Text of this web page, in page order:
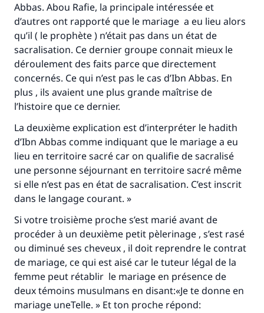
Abbas. Abou Rafie, la principale intéressée et
d’autres ont rapporté que le mariage a eu lieu alors
qu’il ( le prophète ) n’était pas dans un état de
sacralisation. Ce dernier groupe connait mieux le
déroulement des faits parce que directement
concernés. Ce qui n’est pas le cas d’Ibn Abbas. En
plus , ils avaient une plus grande maîtrise de
l’histoire que ce dernier.
La deuxième explication est d’interpréter le hadith
d’Ibn Abbas comme indiquant que le mariage a eu
lieu en territoire sacré car on qualifie de sacralisé
une personne séjournant en territoire sacré même
si elle n’est pas en état de sacralisation. C’est inscrit
dans le langage courant. »
Si votre troisième proche s’est marié avant de
procéder à un deuxième petit pèlerinage , s’est rasé
ou diminué ses cheveux , il doit reprendre le contrat
de mariage, ce qui est aisé car le tuteur légal de la
femme peut rétablir le mariage en présence de
deux témoins musulmans en disant:«Je te donne en
mariage uneTelle. » Et ton proche répond: